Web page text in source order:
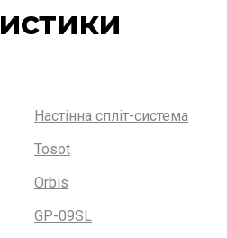
Настінна спліт-система
Tosot
Orbis
GP-09SL